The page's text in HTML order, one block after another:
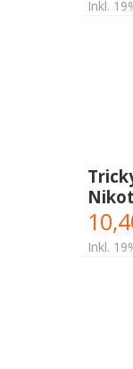
Inkl.
Inkl.